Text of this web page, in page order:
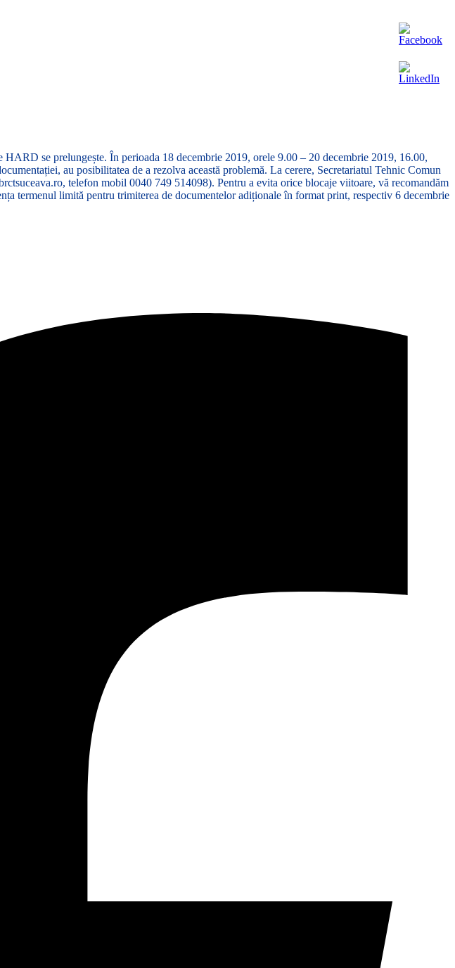
se prelungește. În perioada 18 decembrie 2019, orele 9.00 – 20 decembrie 2019, 16.00,
au posibilitatea de a rezolva această problemă. La cerere, Secretariatul Tehnic Comun
telefon mobil 0040 749 514098). Pentru a evita orice blocaje viitoare, vă recomandăm
termenul limită pentru trimiterea de documentelor adiționale în format print, respectiv 6 decembrie